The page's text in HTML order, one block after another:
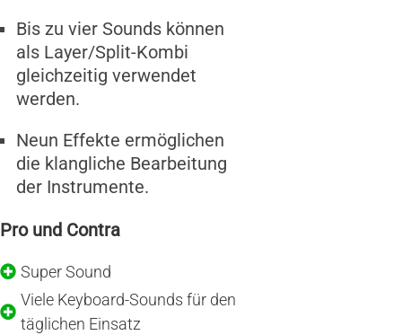
Bis zu vier Sounds können
als Layer/Split-Kombi
gleichzeitig verwendet
werden.
Neun Effekte ermöglichen
die klangliche Bearbeitung
der Instrumente.
Pro und Contra
Super Sound
Viele Keyboard-Sounds für den
täglichen Einsatz